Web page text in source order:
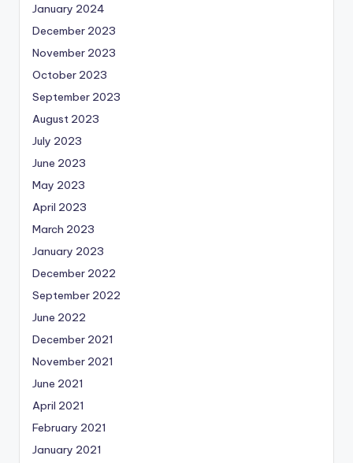
January 2024
December 2023
November 2023
October 2023
September 2023
August 2023
July 2023
June 2023
May 2023
April 2023
March 2023
January 2023
December 2022
September 2022
June 2022
December 2021
November 2021
June 2021
April 2021
February 2021
January 2021